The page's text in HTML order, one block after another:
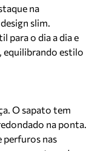
na
slim.
para o dia a dia e
equilibrando estilo
O sapato tem
na ponta.
perfuros nas